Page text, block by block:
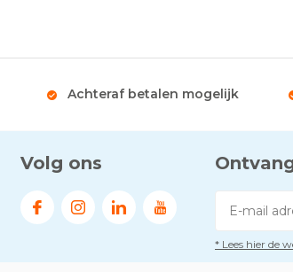
Achteraf betalen mogelijk
Volg ons
* Lees hier de